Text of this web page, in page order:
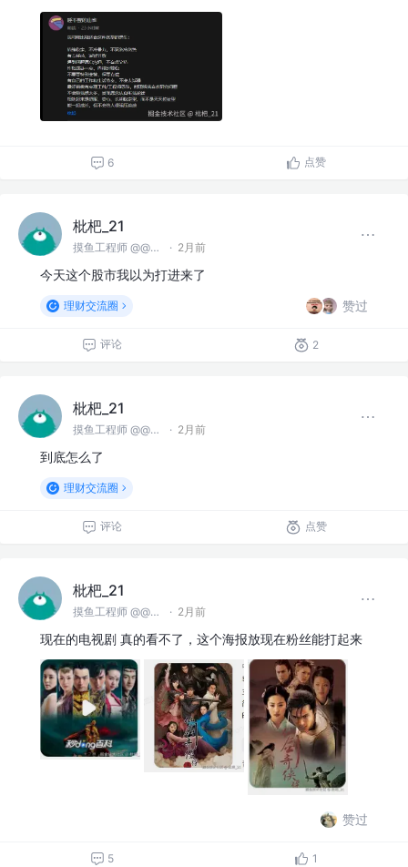
6 点赞
枇杷_21
摸鱼工程师 @@麻豆川媒 · 2月前
今天这个股市我以为打进来了
理财交流圈 赞过
评论 2
枇杷_21
摸鱼工程师 @@麻豆川媒 · 2月前
到底怎么了
理财交流圈
评论 点赞
枇杷_21
摸鱼工程师 @@麻豆川媒 · 2月前
现在的电视剧 真的看不了，这个海报放现在粉丝能打起来
赞过
5 1